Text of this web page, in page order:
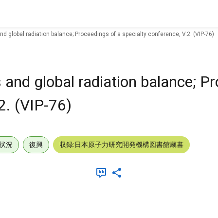
global radiation balance; Proceedings of a specialty conference, V.2. (VIP-76)
global radiation balance;
(VIP-76)
況 復興 収録:日本原子力研究開発機構図書館蔵書